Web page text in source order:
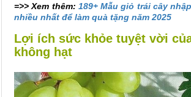
=>> Xem thêm: 189+ Mẫu giỏ trái cây
nhiều nhất để làm quà tặng năm 2025
Lợi ích sức khỏe tuyệt vời
không hạt